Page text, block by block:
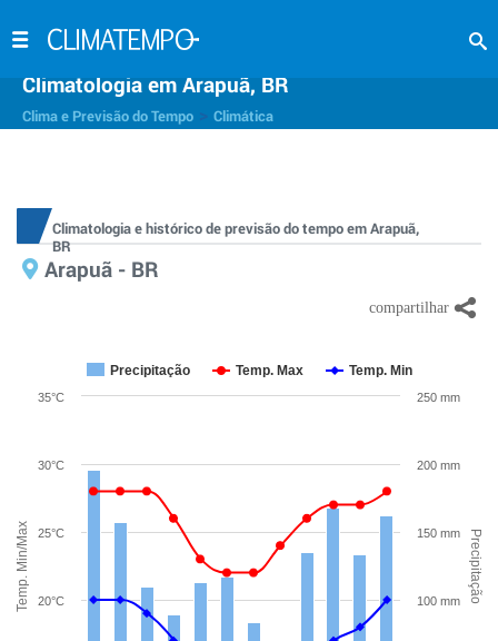
Climatologia em Arapuã, BR
Clima e Previsão do Tempo Climática
Climatologia e histórico de previsão do tempo em Arapuã,
BR
Arapuã - BR
Temp. Min/Max Precipitação
Precipitação Temp. Max Temp. Min
20°C
25°C
30°C
35°C
100 mm
150 mm
200 mm
250 mm